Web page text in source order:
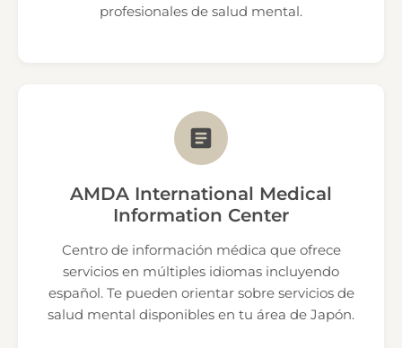
profesionales de salud mental.
AMDA International Medical
Information Center
Centro de información médica que ofrece
servicios en múltiples idiomas incluyendo
español. Te pueden orientar sobre servicios de
salud mental disponibles en tu área de Japón.